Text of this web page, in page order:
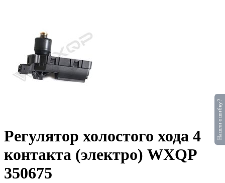
Регулятор холостого хода 4
контакта (электро) WXQP
350675
Нашли ошибку?